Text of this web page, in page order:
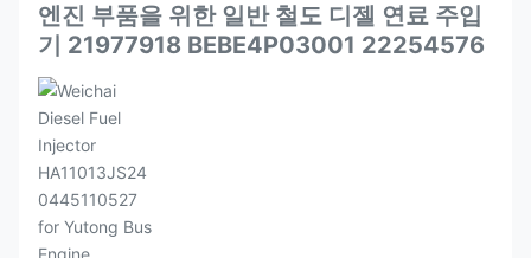
엔진 부품을 위한 일반 철도 디젤 연료 주입
기 21977918 BEBE4P03001 22254576